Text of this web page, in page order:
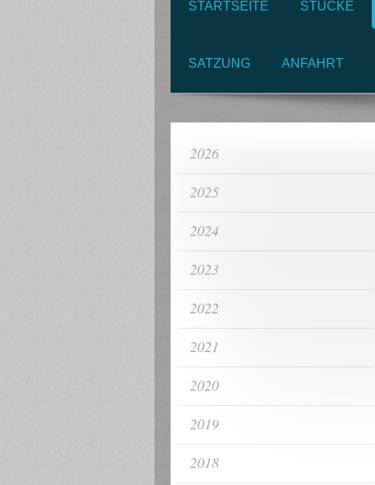
STARTSEITE STÜCKE
SATZUNG ANFAHRT
2026
2025
2024
2023
2022
2021
2020
2019
2018